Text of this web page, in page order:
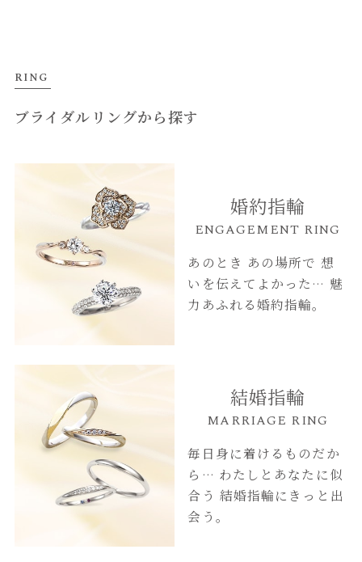
RING
ブライダルリングから探す
婚約指輪
ENGAGEMENT RING
あのとき あの場所で 想
いを伝えてよかった… 魅
力あふれる婚約指輪。
結婚指輪
MARRIAGE RING
毎日身に着けるものだか
ら… わたしとあなたに似
合う 結婚指輪にきっと出
会う。